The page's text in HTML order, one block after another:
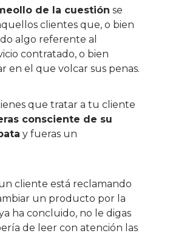
de la cuestión se
clientes que, o bien
algo referente al
contratado, o bien
en el que volcar sus penas.
que tratar a tu cliente
consciente de su
y fueras un
cliente está reclamando
un producto por la
ha concluido, no le digas
de leer con atención las